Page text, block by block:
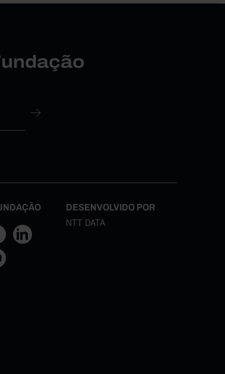
DESENVOLVIDO POR
NTT DATA